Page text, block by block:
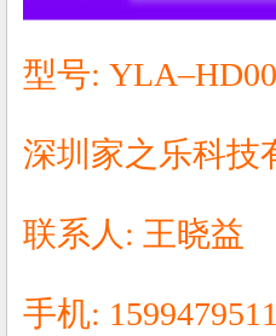
型号:
深圳家之乐科技
联系人: 王晓益
手机: